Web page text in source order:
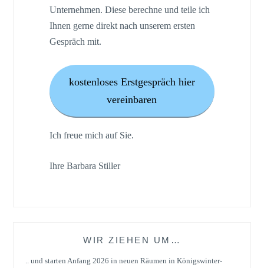
Unternehmen. Diese berechne und teile ich
Ihnen gerne direkt nach unserem ersten
Gespräch mit.
kostenloses Erstgespräch hier
vereinbaren
Ich freue mich auf Sie.
Ihre Barbara Stiller
WIR ZIEHEN UM…
.. und starten Anfang 2026 in neuen Räumen in Königswinter-